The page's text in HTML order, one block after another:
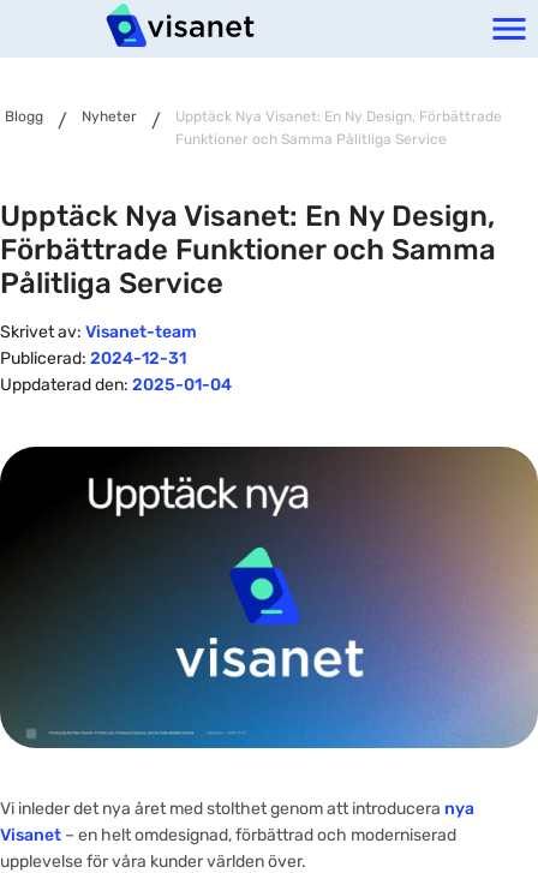
Blogg / Nyheter /
Upptäck Nya Visanet: En Ny Design, Förbättrade
Funktioner och Samma Pålitliga Service
Upptäck Nya Visanet: En Ny Design,
Förbättrade Funktioner och Samma
Pålitliga Service
Skrivet av: Visanet-team
Publicerad: 2024-12-31
Uppdaterad den: 2025-01-04
Vi inleder det nya året med stolthet genom att introducera nya
Visanet – en helt omdesignad, förbättrad och moderniserad
upplevelse för våra kunder världen över.